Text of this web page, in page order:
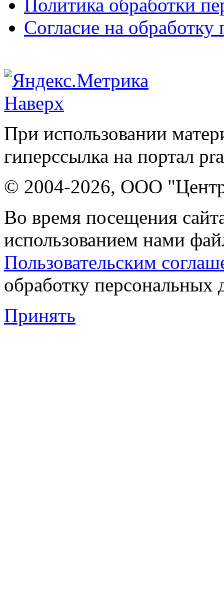
Политика обработки
Согласие на
Наверх
При использовании
гиперссылка на портал
© 2004-2026, ООО "Центр
Во время посещения
использованием нами
Пользовательским
обработку персональных
Принять